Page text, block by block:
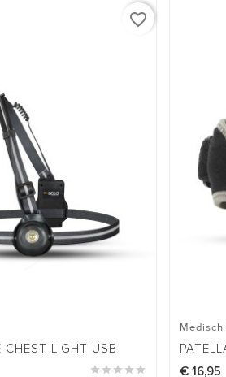
CHEST LIGHT USB
    
favorite_border
€ 16,95